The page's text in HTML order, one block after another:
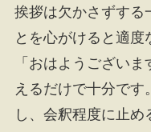
挨拶は欠かさずする
とを心がけると適
「おはようござい
えるだけで十分です
し、会釈程度に止